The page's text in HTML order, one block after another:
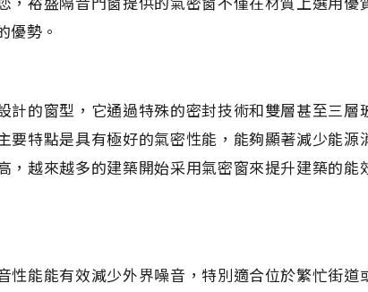
優勢。
計的窗型，它通過特殊的密封技術和雙層甚至三層
要特點是具有極好的氣密性能，能夠顯著減少能源
越來越多的建築開始采用氣密窗來提升建築的能
性能能有效減少外界噪音，特別適合位於繁忙街道